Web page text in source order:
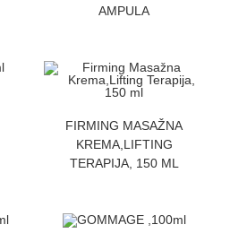
AMPULA
ZATRAZITE CENU
FIRMING MASAŽNA
KREMA,LIFTING
TERAPIJA, 150 ML